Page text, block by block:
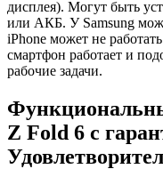
дисплея). Могут быть
или АКБ. У Samsung
iPhone может не
смартфон работает и
рабочие задачи.
Z Fold 6 с